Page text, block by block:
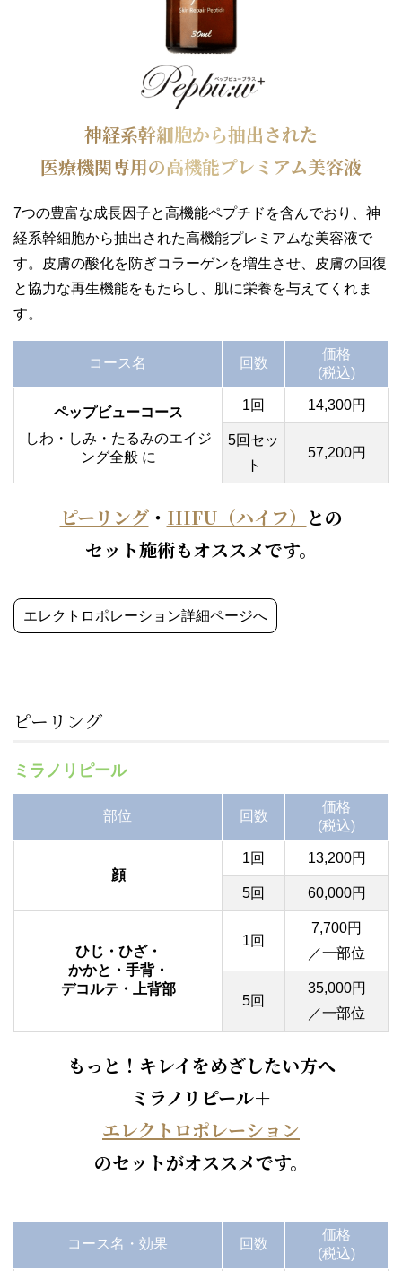
神経系幹細胞から抽出された
医療機関専用の高機能プレミアム美容液
7つの豊富な成長因子と高機能ペプチドを含んでおり、神
経系幹細胞から抽出された高機能プレミアムな美容液で
す。皮膚の酸化を防ぎコラーゲンを増生させ、皮膚の回復
と協力な再生機能をもたらし、肌に栄養を与えてくれま
す。
コース名 回数
価格
(税込)
ペップビューコース
しわ・しみ・たるみのエイジ
ング全般 に
1回 14,300円
5回セッ
ト
57,200円
ピーリング・ HIFU（ハイフ） との
セット施術もオススメです。
エレクトロポレーション詳細ページへ
ピーリング
ミラノリピール
部位 回数
価格
(税込)
顔
1回 13,200円
5回 60,000円
ひじ・ひざ・
かかと・手背・
デコルテ・上背部
1回
7,700円
／一部位
5回
35,000円
／一部位
もっと！キレイをめざしたい方へ
ミラノリピール＋
エレクトロポレーション
のセットがオススメです。
コース名・効果 回数
価格
(税込)